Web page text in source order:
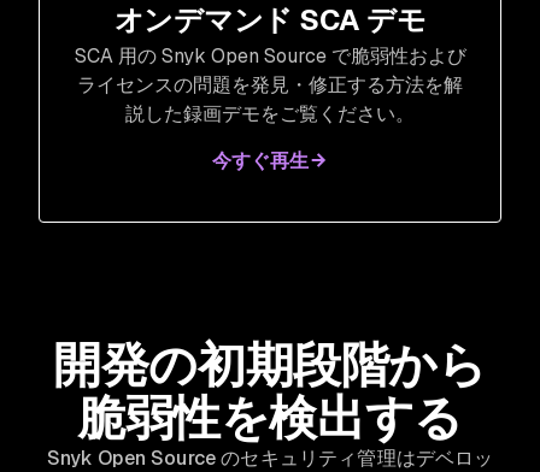
オンデマンド SCA デモ
SCA 用の Snyk Open Source で脆弱性および
ライセンスの問題を発見・修正する方法を解
説した録画デモをご覧ください。
今すぐ再生
開発の初期段階から
脆弱性を検出する
Snyk Open Source のセキュリティ管理はデベロッ